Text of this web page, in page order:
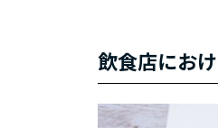
飲食店にお